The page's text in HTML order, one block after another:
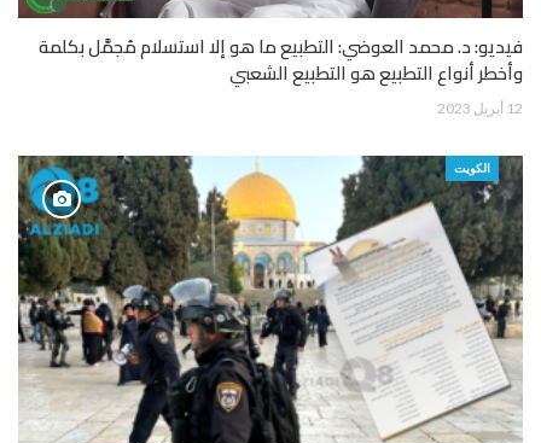
فيديو: د. محمد العوضي: التطبيع ما هو إلا استسلام مُجمَّل بكلمة
وأخطر أنواع التطبيع هو التطبيع الشعبي
12 أبريل 2023
الكويت